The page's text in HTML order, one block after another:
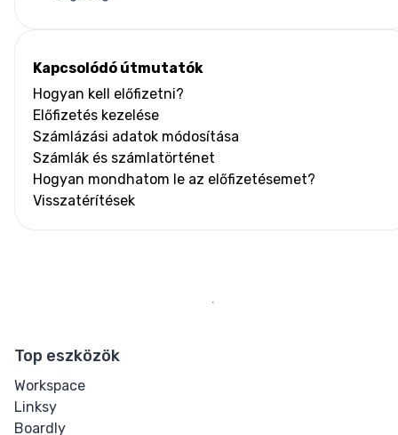
Kapcsolódó útmutatók
Hogyan kell előfizetni?
Előfizetés kezelése
Számlázási adatok módosítása
Számlák és számlatörténet
Hogyan mondhatom le az előfizetésemet?
Visszatérítések
Top eszközök
Workspace
Linksy
Boardly